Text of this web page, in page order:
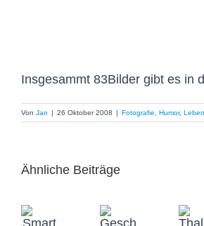
Insgesammt 83Bilder gibt es in
Von Jan | 26 Oktober 2008 | Fotografie Humor, Leben
Ähnliche Beiträge